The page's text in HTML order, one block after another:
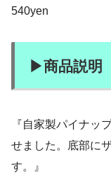
540yen
▶︎商品説明
『自家製パイナッ
せました。底部に
す。』